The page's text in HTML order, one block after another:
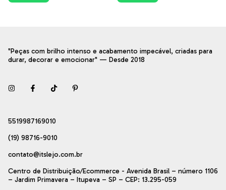
"Peças com brilho intenso e acabamento impecável, criadas para
durar, decorar e emocionar" — Desde 2018
5519987169010
(19) 98716-9010
contato@itslejo.com.br
Centro de Distribuição/Ecommerce - Avenida Brasil – número 1106
– Jardim Primavera – Itupeva – SP – CEP: 13.295-059